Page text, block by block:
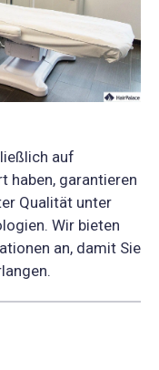
auf
haben, garantieren
Qualität unter
Wir bieten
an, damit Sie